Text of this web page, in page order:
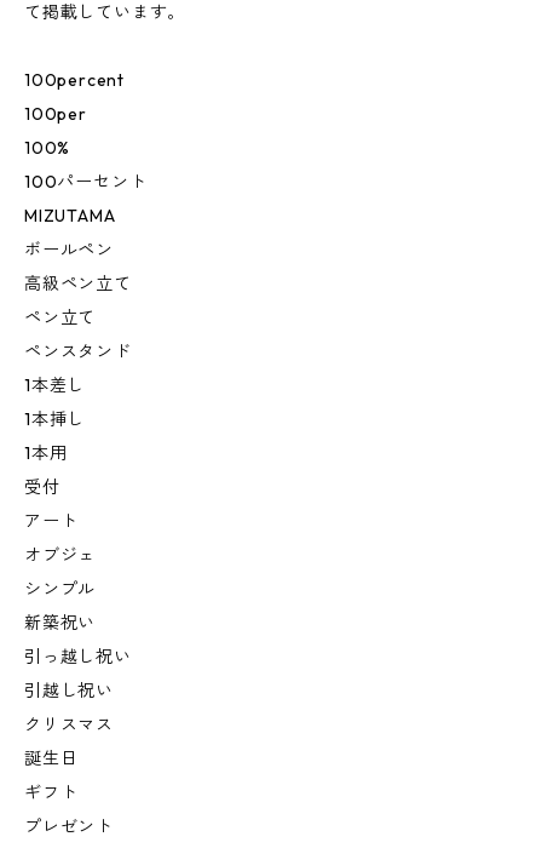
て掲載しています。
100percent
100per
100%
100パーセント
MIZUTAMA
ボールペン
高級ペン立て
ペン立て
ペンスタンド
1本差し
1本挿し
1本用
受付
アート
オブジェ
シンプル
新築祝い
引っ越し祝い
引越し祝い
クリスマス
誕生日
ギフト
プレゼント